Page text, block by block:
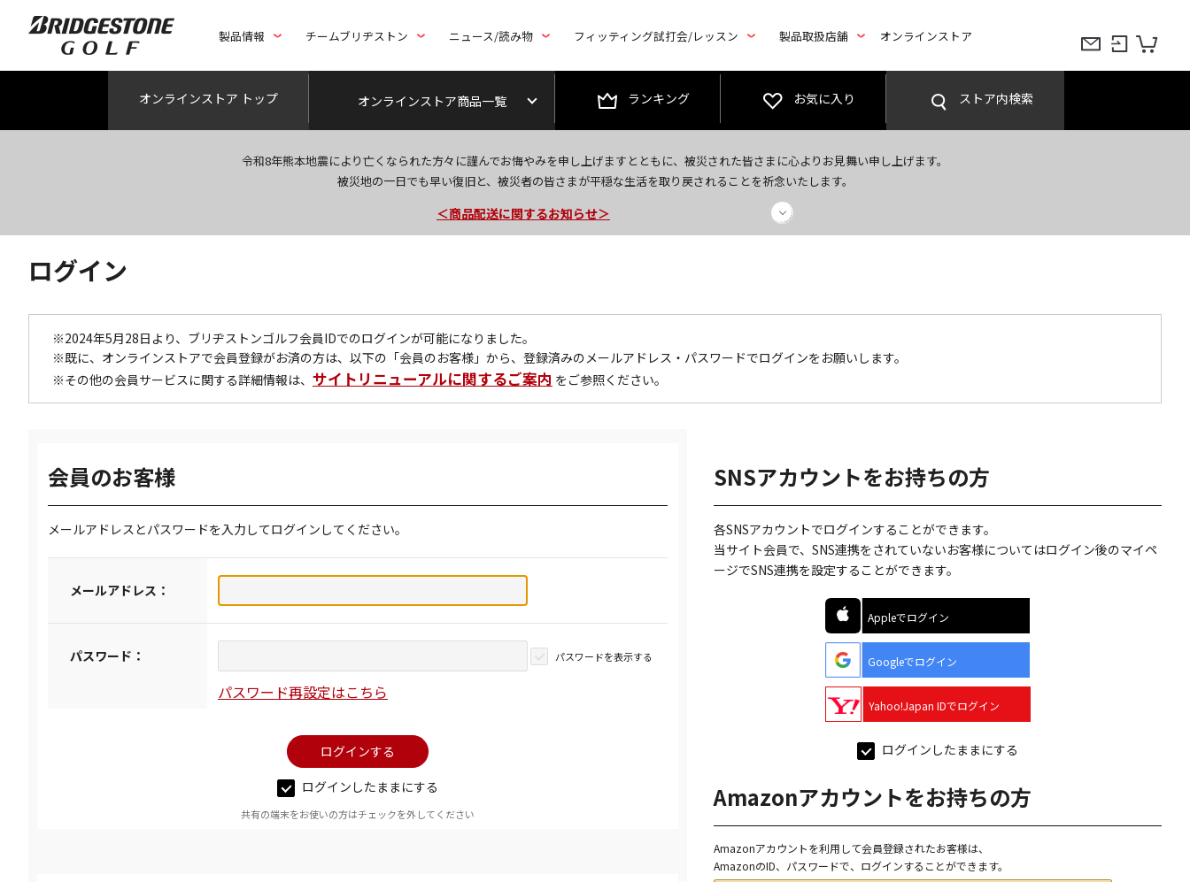
製品情報 チームブリヂストン ニュース/読み物 フィッティング試打会/レッスン 製品取扱店舗 オンラインストア
オンラインストア トップ オンラインストア商品一覧 ランキング お気に入り ストア内検索
令和8年熊本地震により亡くなられた方々に謹んでお悔やみを申し上げますとともに、被災された皆さまに心よりお見舞い申し上げます。
被災地の一日でも早い復旧と、被災者の皆さまが平穏な生活を取り戻されることを祈念いたします。
今なら新規会員登録で1,000円OFFクーポンプレゼント！
＜商品配送に関するお知らせ＞
＜夏季休暇中のご注文・発送・お問い合わせ＞
ログイン
※2024年5月28日より、ブリヂストンゴルフ会員IDでのログインが可能になりました。
※既に、オンラインストアで会員登録がお済の方は、以下の「会員のお客様」から、登録済みのメールアドレス・パスワードでログインをお願いします。
※その他の会員サービスに関する詳細情報は、 サイトリニューアルに関するご案内 をご参照ください。
会員のお客様
メールアドレスとパスワードを入力してログインしてください。
メールアドレス：
パスワード： パスワードを表示する
パスワード再設定はこちら
ログインしたままにする
共有の端末をお使いの方はチェックを外してください
SNSアカウントをお持ちの方
各SNSアカウントでログインすることができます。
当サイト会員で、SNS連携をされていないお客様についてはログイン後のマイペ
ージでSNS連携を設定することができます。
Appleでログイン
Googleでログイン
Yahoo!Japan IDでログイン
ログインしたままにする
Amazonアカウントをお持ちの方
Amazonアカウントを利用して会員登録されたお客様は、
AmazonのID、パスワードで、ログインすることができます。